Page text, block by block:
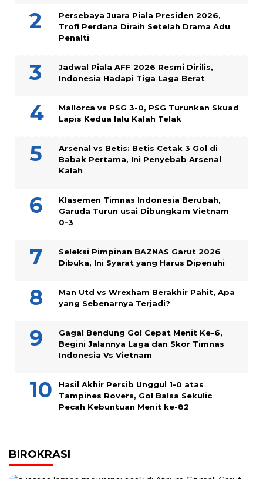
Persebaya Juara Piala Presiden 2026,
Trofi Perdana Diraih Setelah Drama Adu
Penalti
Jadwal Piala AFF 2026 Resmi Dirilis,
Indonesia Hadapi Tiga Laga Berat
Mallorca vs PSG 3-0, PSG Turunkan Skuad
Lapis Kedua lalu Kalah Telak
Arsenal vs Betis: Betis Cetak 3 Gol di
Babak Pertama, Ini Penyebab Arsenal
Kalah
Klasemen Timnas Indonesia Berubah,
Garuda Turun usai Dibungkam Vietnam
0-3
Seleksi Pimpinan BAZNAS Garut 2026
Dibuka, Ini Syarat yang Harus Dipenuhi
Man Utd vs Wrexham Berakhir Pahit, Apa
yang Sebenarnya Terjadi?
Gagal Bendung Gol Cepat Menit Ke-6,
Begini Jalannya Laga dan Skor Timnas
Indonesia Vs Vietnam
Hasil Akhir Persib Unggul 1-0 atas
Tampines Rovers, Gol Balsa Sekulic
Pecah Kebuntuan Menit ke-82
BIROKRASI